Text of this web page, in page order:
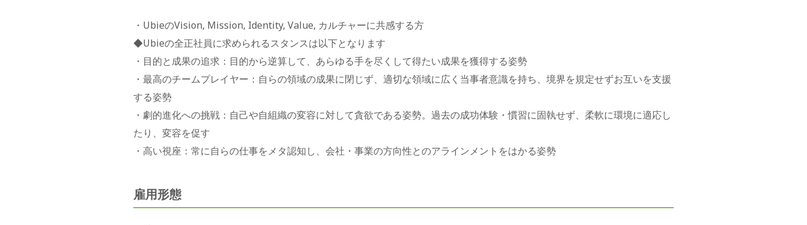
・UbieのVision, Mission, Identity, Value, カルチャーに共感する方
◆Ubieの全正社員に求められるスタンスは以下となります
・目的と成果の追求：目的から逆算して、あらゆる手を尽くして得たい成果を獲得する姿勢
・最高のチームプレイヤー：自らの領域の成果に閉じず、適切な領域に広く当事者意識を持ち、境界を規定せずお互いを支援
する姿勢
・劇的進化への挑戦：自己や自組織の変容に対して貪欲である姿勢。過去の成功体験・慣習に固執せず、柔軟に環境に適応し
たり、変容を促す
・高い視座：常に自らの仕事をメタ認知し、会社・事業の方向性とのアラインメントをはかる姿勢
雇用形態